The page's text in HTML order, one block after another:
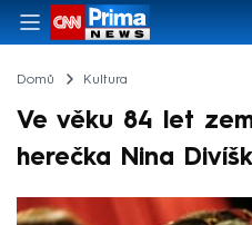
Domů Kultura
Ve věku 84 let
herečka Nina